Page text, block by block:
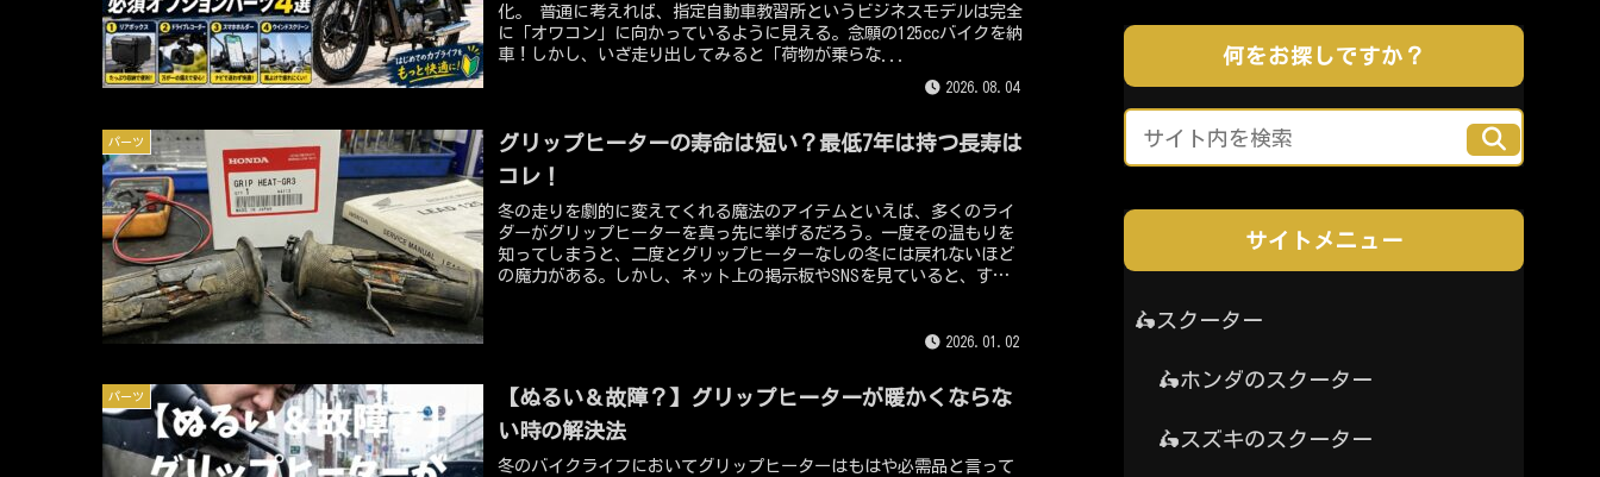
化。 普通に考えれば、指定自動車教習所というビジネスモデルは完全
に「オワコン」に向かっているように見える。念願の125ccバイクを納
車！しかし、いざ走り出してみると「荷物が乗らな...
2026.08.04
パーツ
グリップヒーターの寿命は短い？最低7年は持つ長寿は
コレ！
冬の走りを劇的に変えてくれる魔法のアイテムといえば、多くのライ
ダーがグリップヒーターを真っ先に挙げるだろう。一度その温もりを
知ってしまうと、二度とグリップヒーターなしの冬には戻れないほど
の魔力がある。しかし、ネット上の掲示板やSNSを見ていると、すぐ
の短い消耗品なのか？現在の視点で見れば、その答えは明確にノーで
ば、寿命は5年どころか10年近く保つグリップヒーターも存在する。こ
のコンテンツでは、なぜ寿命が短いと言われるのか？という理由を解
明し、長年にわたって愛用できる本当にタフなモデルを、125ccTV編集
長である私の経験を交えて徹底的に深掘りしていく。
2026.01.02
パーツ
【ぬるい＆故障？】グリップヒーターが暖かくならな
い時の解決法
冬のバイクライフにおいてグリップヒーターはもはや必需品と言って
何をお探しですか？
サイトメニュー
🛵スクーター
🛵ホンダのスクーター
🛵スズキのスクーター